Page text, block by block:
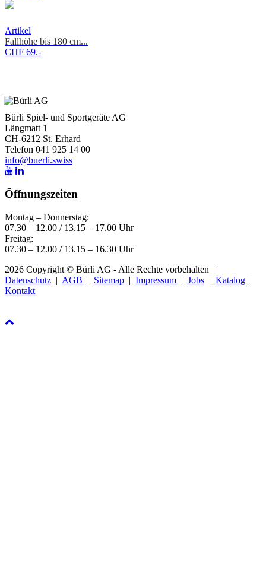
Artikel
Fallhöhe bis 180 cm...
CHF 69.-
Bürli Spiel- und Sportgeräte AG
Längmatt 1
CH-6212 St. Erhard
Telefon 041 925 14 00
info@buerli.swiss
Öffnungszeiten
Montag – Donnerstag:
07.30 – 12.00 / 13.15 – 17.00 Uhr
Freitag:
07.30 – 12.00 / 13.15 – 16.30 Uhr
2026 Copyright © Bürli AG - Alle Rechte vorbehalten |
Datenschutz | AGB | Sitemap | Impressum | Jobs | Katalog |
Kontakt